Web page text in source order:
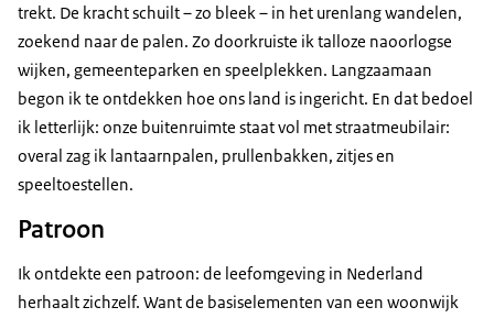
trekt. De kracht schuilt – zo bleek – in het urenlang wandelen,
zoekend naar de palen. Zo doorkruiste ik talloze naoorlogse
wijken, gemeenteparken en speelplekken. Langzaamaan
begon ik te ontdekken hoe ons land is ingericht. En dat bedoel
ik letterlijk: onze buitenruimte staat vol met straatmeubilair:
overal zag ik lantaarnpalen, prullenbakken, zitjes en
speeltoestellen.
Patroon
Ik ontdekte een patroon: de leefomgeving in Nederland
herhaalt zichzelf. Want de basiselementen van een woonwijk